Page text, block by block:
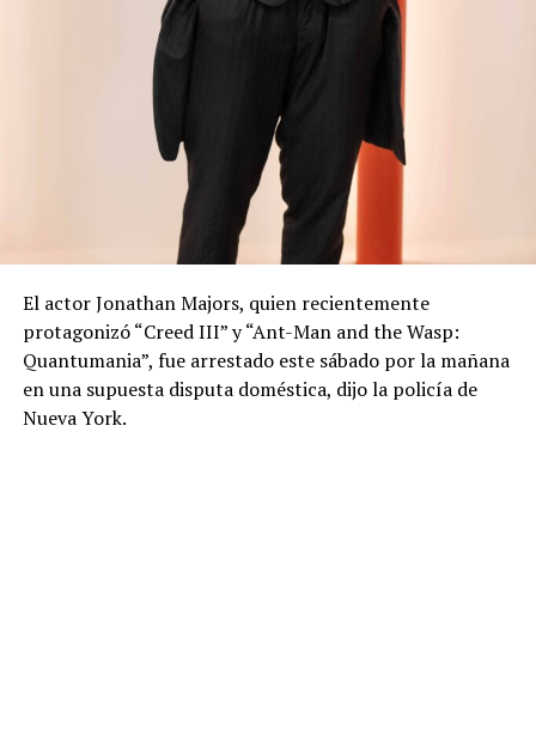
El actor Jonathan Majors, quien recientemente
protagonizó “Creed III” y “Ant-Man and the Wasp:
Quantumania”, fue arrestado este sábado por la mañana
en una supuesta disputa doméstica, dijo la policía de
Nueva York.